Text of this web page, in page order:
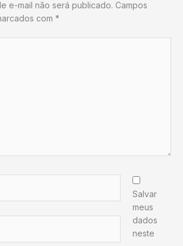
e-mail não será publicado. Campos
com *
Salvar
meus
dados
neste